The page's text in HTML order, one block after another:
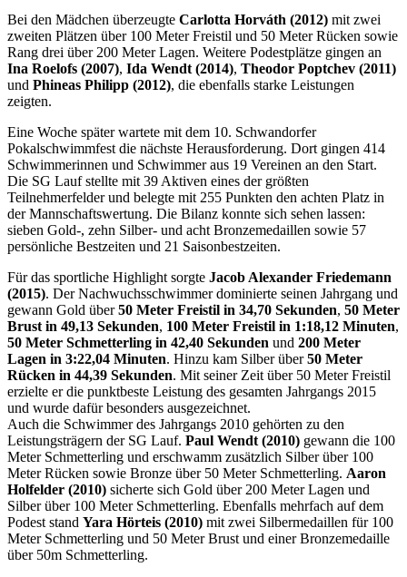
Bei den Mädchen überzeugte Carlotta Horváth (2012) mit zwei
zweiten Plätzen über 100 Meter Freistil und 50 Meter Rücken sowie
Rang drei über 200 Meter Lagen. Weitere Podestplätze gingen an
Ina Roelofs (2007), Ida Wendt (2014), Theodor Poptchev (2011)
und Phineas Philipp (2012), die ebenfalls starke Leistungen
zeigten.
Eine Woche später wartete mit dem 10. Schwandorfer
Pokalschwimmfest die nächste Herausforderung. Dort gingen 414
Schwimmerinnen und Schwimmer aus 19 Vereinen an den Start.
Die SG Lauf stellte mit 39 Aktiven eines der größten
Teilnehmerfelder und belegte mit 255 Punkten den achten Platz in
der Mannschaftswertung. Die Bilanz konnte sich sehen lassen:
sieben Gold-, zehn Silber- und acht Bronzemedaillen sowie 57
persönliche Bestzeiten und 21 Saisonbestzeiten.
Für das sportliche Highlight sorgte Jacob Alexander Friedemann
(2015). Der Nachwuchsschwimmer dominierte seinen Jahrgang und
gewann Gold über50 Meter Freistil in 34,70 Sekunden, 50 Meter
Brust in 49,13 Sekunden, 100 Meter Freistil in 1:18,12 Minuten,
50 Meter Schmetterling in 42,40 Sekunden und 200 Meter
Lagen in 3:22,04 Minuten. Hinzu kam Silber über50 Meter
Rücken in 44,39 Sekunden. Mit seiner Zeit über 50 Meter Freistil
erzielte er die punktbeste Leistung des gesamten Jahrgangs 2015
und wurde dafür besonders ausgezeichnet.
Auch die Schwimmer des Jahrgangs 2010 gehörten zu den
Leistungsträgern der SG Lauf. Paul Wendt (2010) gewann die 100
Meter Schmetterling und erschwamm zusätzlich Silber über 100
Meter Rücken sowie Bronze über 50 Meter Schmetterling. Aaron
Holfelder (2010) sicherte sich Gold über 200 Meter Lagen und
Silber über 100 Meter Schmetterling. Ebenfalls mehrfach auf dem
Podest stand Yara Hörteis (2010) mit zwei Silbermedaillen für 100
Meter Schmetterling und 50 Meter Brust und einer Bronzemedaille
über 50m Schmetterling.